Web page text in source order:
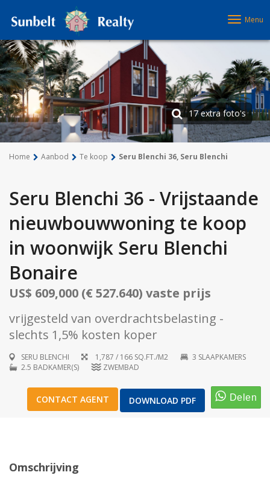
Menu
17 extra foto's
1 /17
Home Aanbod Te koop Seru Blenchi 36, Seru Blenchi
Seru Blenchi 36 - Vrijstaande
nieuwbouwwoning te koop
in woonwijk Seru Blenchi
Bonaire
US$ 609,000 (€ 527.640) vaste prijs
vrijgesteld van overdrachtsbelasting -
slechts 1,5% kosten koper
SERU BLENCHI 1,787 / 166 SQ.FT./M2
3 SLAAPKAMERS
2.5 BADKAMER(S)
ZWEMBAD
CONTACT AGENT DOWNLOAD PDF
Omschrijving